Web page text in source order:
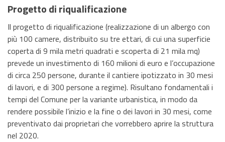
Progetto di riqualificazione
Il progetto di riqualificazione (realizzazione di un albergo con
più 100 camere, distribuito su tre ettari, di cui una superficie
coperta di 9 mila metri quadrati e scoperta di 21 mila mq)
prevede un investimento di 160 milioni di euro e l’occupazione
di circa 250 persone, durante il cantiere ipotizzato in 30 mesi
di lavori, e di 300 persone a regime). Risultano fondamentali i
tempi del Comune per la variante urbanistica, in modo da
rendere possibile l’inizio e la fine o dei lavori in 30 mesi, come
preventivato dai proprietari che vorrebbero aprire la struttura
nel 2020.